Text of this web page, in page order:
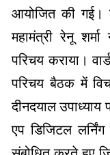
आयोजित की गई।
महामंत्री रेनू शर्मा
परिचय कराया।
परिचय बैठक में
दीनदयाल
एप डिजिटल